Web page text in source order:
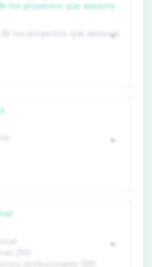
los proyectos que asesora